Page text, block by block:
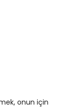
onun için